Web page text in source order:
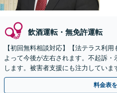
飲酒運転・無免許運転
【初回無料相談対応】【法テラス利
よって今後が左右されます。不起訴・
します。被害者支援にも注力してい
全個室で相談可】【東室蘭駅1分】
料金表